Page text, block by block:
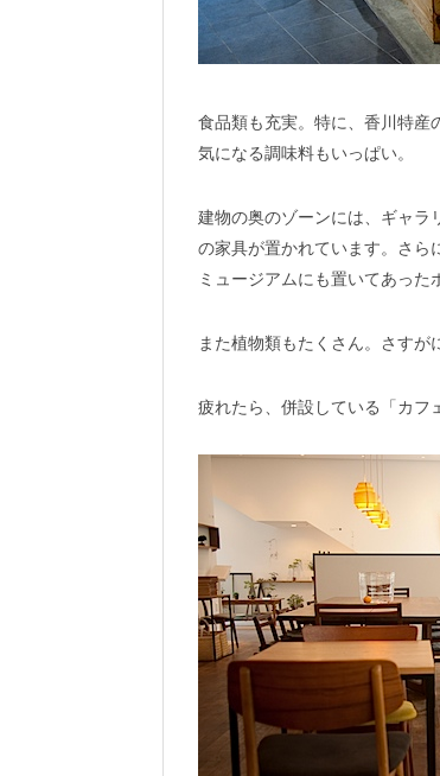
食品類も充実。特に、香川特産
気になる調味料もいっぱい。
建物の奥のゾーンには、ギャラ
の家具が置かれています。さら
ミュージアムにも置いてあった
また植物類もたくさん。さすが
疲れたら、併設している「カフ